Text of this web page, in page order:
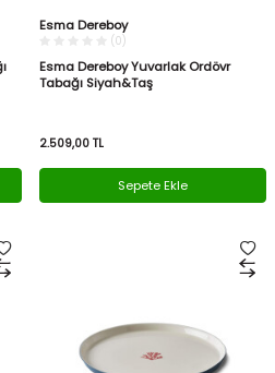
Esma Dereboy
(0)
Esma Dereboy Yuvarlak Ordövr
Tabağı Siyah&Taş
2.509,00 TL
Sepete Ekle